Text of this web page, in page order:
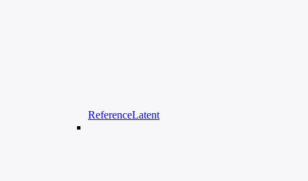
ReferenceLatent